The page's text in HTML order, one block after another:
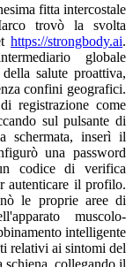
fitta intercostale
trovò la svolta
https://strongbody.ai.
globale
salute proattiva,
confini geografici.
registrazione come
sul pulsante di
schermata, inserì il
una password
codice di verifica
autenticare il profilo.
le proprie aree di
muscolo-
intelligente
relativi ai sintomi del
schiena, collegando il